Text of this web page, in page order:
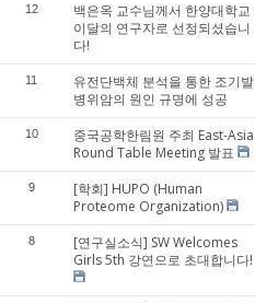
12
백은옥 교수님께서 한양대학교
이달의 연구자로 선정되셨습니
다!
11
유전단백체 분석을 통한 조기발
병위암의 원인 규명에 성공
10
중국공학한림원 주최 East-Asia
Round Table Meeting 발표
9
[학회] HUPO (Human
Proteome Organization)
8
[연구실소식] SW Welcomes
Girls 5th 강연으로 초대합니다!